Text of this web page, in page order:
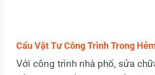
Cẩu Vật Tư Công Trình Trong
Với công trình nhà phố, sửa